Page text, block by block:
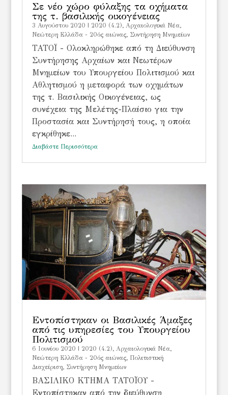
Σε νέο χώρο φύλαξης τα οχήματα
της τ. βασιλικής οικογένειας
3 Αυγούστου 2020 2020 (4.2), Αρχαιολογικά Νέα,
Νεώτερη Ελλάδα - 20ός αιώνας, Συντήρηση Μνημείων
ΤΑΤΟΪ - Ολοκληρώθηκε από τη Διεύθυνση
Συντήρησης Αρχαίων και Νεωτέρων
Μνημείων του Υπουργείου Πολιτισμού και
Αθλητισμού η μεταφορά των οχημάτων
της τ. Βασιλικής Οικογένειας, ως
συνέχεια της Μελέτης-Πλαίσιο για την
Προστασία και Συντήρησή τους, η οποία
εγκρίθηκε...
Διαβάστε Περισσότερα
Εντοπίστηκαν οι Βασιλικές Άμαξες
από τις υπηρεσίες του Υπουργείου
Πολιτισμού
6 Ιουνίου 2020 | 2020 (4.2) Αρχαιολογικά Νέα,
Νεώτερη Ελλάδα - 20ός αιώνας, Πολιτιστική
Διαχείριση, Συντήρηση Μνημείων
ΒΑΣΙΛΙΚΟ ΚΤΗΜΑ ΤΑΤΟΪΟΥ -
Εντοπίστηκαν από την διεύθυνση